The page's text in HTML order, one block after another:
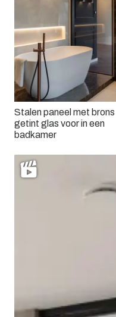
Stalen paneel met brons
getint glas voor in een
badkamer